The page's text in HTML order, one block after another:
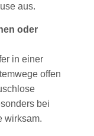
aus.
oder
in einer
offen
bei
wirksam.